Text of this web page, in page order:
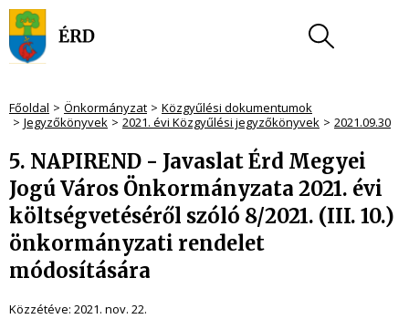
Főoldal Önkormányzat
Közgyűlési dokumentumok
Jegyzőkönyvek
2021. évi Közgyűlési jegyzőkönyvek 2021.09.30
5. NAPIREND - Javaslat Érd Megyei
Jogú Város Önkormányzata 2021. évi
költségvetéséről szóló 8/2021. (III. 10.)
önkormányzati rendelet
módosítására
Közzétéve: 2021. nov. 22.